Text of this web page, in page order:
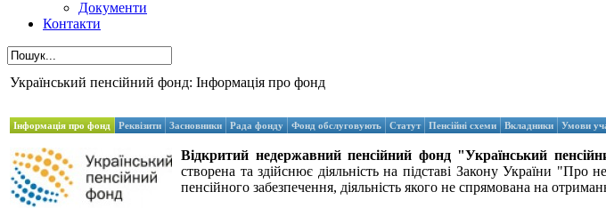
Документи
Контакти
Український пенсійний фонд: Інформація про фонд
Інформація про фонд Реквізити Засновники Рада фонду Фонд обслуговують Статут Пенсійні схеми Вкладники Умови
Відкритий недержавний пенсійний фонд "Український
створена та здійснює діяльність на підставі Закону України
пенсійного забезпечення, діяльність якого не спрямована на